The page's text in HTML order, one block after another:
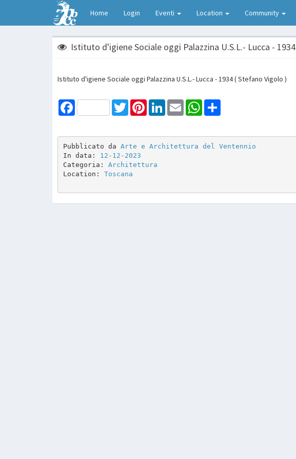
Home Login Eventi Location Community
Istituto d'igiene Sociale oggi Palazzina U.S.L.- Lucca - 1934
Istituto d'igiene Sociale oggi Palazzina U.S.L.- Lucca - 1934 ( Stefano Vigolo )
Facebook TwitterPinterestLinkedInEmail WhatsApp
Pubblicato da Arte e Architettura del Ventennio
In data: 12-12-2023
Categoria: Architettura
Location: Toscana